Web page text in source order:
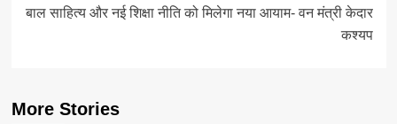
बाल साहित्य और नई शिक्षा नीति को मिलेगा नया आयाम- वन मंत्री केदार
कश्यप
More Stories